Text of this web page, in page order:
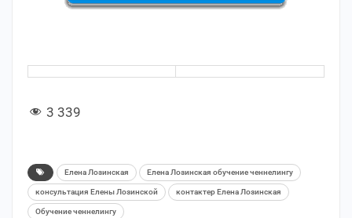
3 339
Елена Лозинская Елена Лозинская обучение ченнелингу
консультация Елены Лозинской контактер Елена Лозинская
Обучение ченнелингу